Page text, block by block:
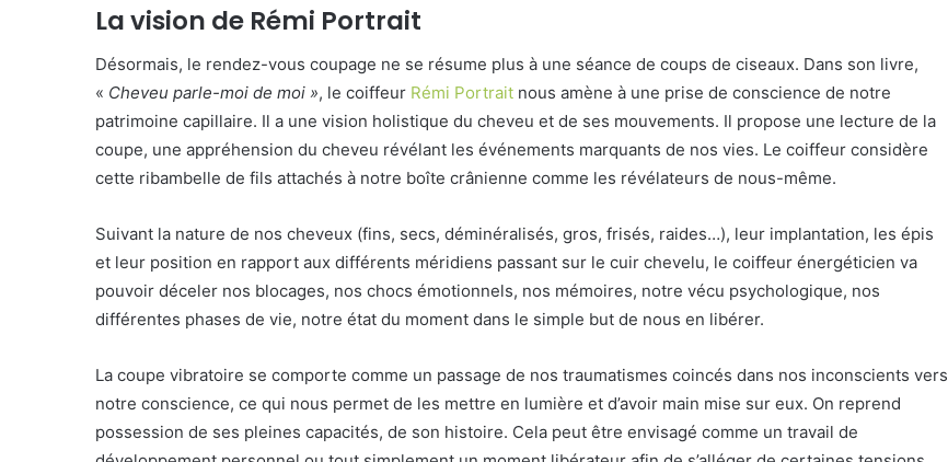
La vision de Rémi Portrait
Désormais, le rendez-vous coupage ne se résume plus à une séance de coups de ciseaux. Dans son livre,
« Cheveu parle-moi de moi », le coiffeur Rémi Portrait nous amène à une prise de conscience de notre
patrimoine capillaire. Il a une vision holistique du cheveu et de ses mouvements. Il propose une lecture de la
coupe, une appréhension du cheveu révélant les événements marquants de nos vies. Le coiffeur considère
cette ribambelle de fils attachés à notre boîte crânienne comme les révélateurs de nous-même.
Suivant la nature de nos cheveux (fins, secs, déminéralisés, gros, frisés, raides…), leur implantation, les épis
et leur position en rapport aux différents méridiens passant sur le cuir chevelu, le coiffeur énergéticien va
pouvoir déceler nos blocages, nos chocs émotionnels, nos mémoires, notre vécu psychologique, nos
différentes phases de vie, notre état du moment dans le simple but de nous en libérer.
La coupe vibratoire se comporte comme un passage de nos traumatismes coincés dans nos inconscients vers
notre conscience, ce qui nous permet de les mettre en lumière et d’avoir main mise sur eux. On reprend
possession de ses pleines capacités, de son histoire. Cela peut être envisagé comme un travail de